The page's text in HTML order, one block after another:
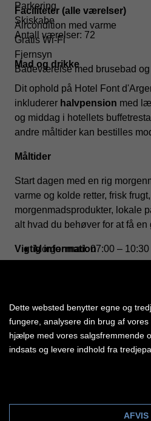
Parkering
Skiskabe
Antall værelser: 72
Faciliteter (alle værelser)
Aircondition med varme
Gratis Wi-Fi
Fjernsyn
Badeværelse med brusebad
Mad og drikke
Dit ophold på Hotel Font
inkluderer halvpension med
og middag i hotellets
andre måltider kan bestilles
Måltider
Start dagen med en rig
varme og kolde retter, frisk
morgenmadsprodukter, lokale
alt hvad du behøver for at få en
Morgenmad: 07:00 – 10:30
retter, kød, fisk og meget mere.
Middag: 19:30 – 22:00
Barener åben hele dagen
Vigtig information
2,5 timers flyvetid)
- Håndbagage og indchecket
her:
https://www.amisol.dk/
- Bustransfer til/fra lufthavnen
Ikke inkluderet i rejsens pris
Dette websted benytter egne og
fungere, analysere din brug af vores
hjælpe med vores salgsfremmende
indsats og levere indhold fra
AFVIS